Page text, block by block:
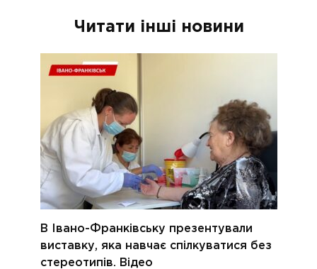
Читати інші новини
В Івано-Франківську презентували
виставку, яка навчає спілкуватися без
стереотипів. Відео